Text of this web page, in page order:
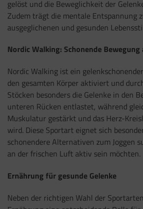
gelöst und die Beweglichkeit der
Zudem trägt die mentale Entspannung
ausgeglichenen und gesunden
Nordic Walking: Schonende
Nordic Walking ist ein
den gesamten Körper aktiviert und
Stöcken besonders die Gelenke in den
unteren Rücken entlastet, während
Muskulatur gestärkt und das Herz-
wird. Diese Sportart eignet sich
schonendere Alternativen zum Joggen
an der frischen Luft aktiv sein möchten.
Ernährung für gesunde Gelenke
Neben der richtigen Wahl der